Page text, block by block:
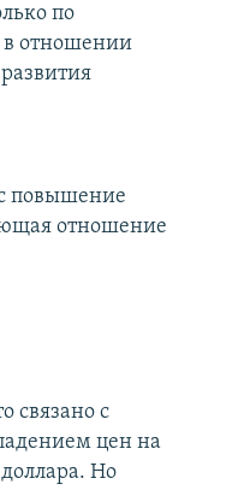
по
в отношении
повышение
отношение
связано с
цен на
Но